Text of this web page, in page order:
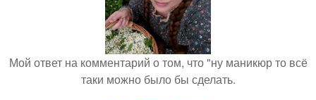
Мой ответ на комментарий о том, что "ну маникюр то всё
таки можно было бы сделать.